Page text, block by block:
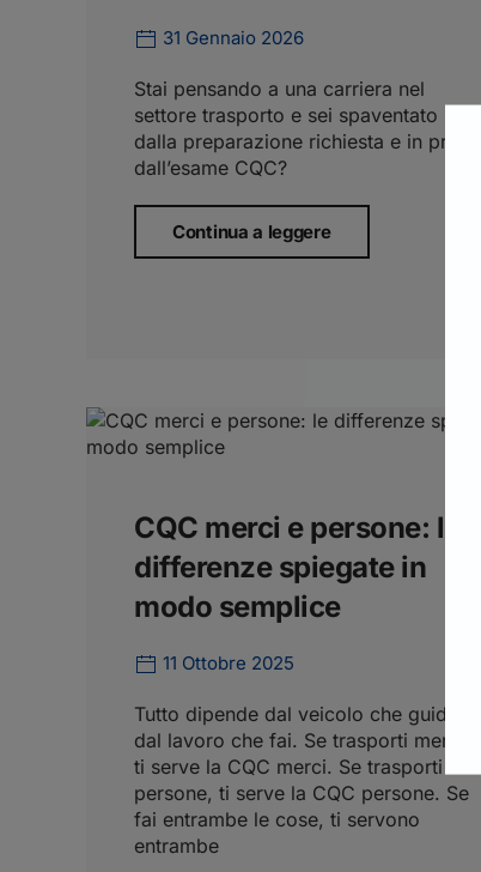
31 Gennaio 2026
Stai pensando a una carriera nel
settore trasporto e sei spaventato
dalla preparazione richiesta e in primis
dall’esame CQC?
Continua a leggere
CQC merci e persone: le
differenze spiegate in
modo semplice
11 Ottobre 2025
Tutto dipende dal veicolo che guidi e
dal lavoro che fai. Se trasporti merci,
ti serve la CQC merci. Se trasporti
persone, ti serve la CQC persone. Se
fai entrambe le cose, ti servono
entrambe